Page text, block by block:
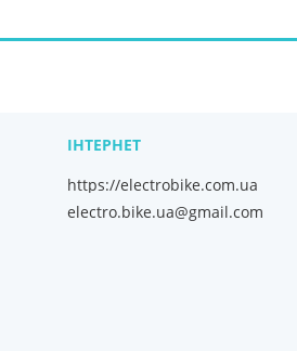
https://electrobike.com.ua
electro.bike.ua@gmail.com